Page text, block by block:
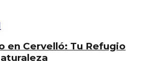
en Cervelló: Tu Refugio